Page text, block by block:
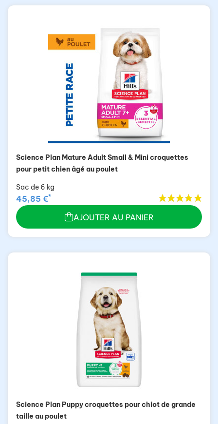
Science Plan Mature Adult Small & Mini croquettes
pour petit chien âgé au poulet
Sac de 6 kg
45,85 €*
AJOUTER AU PANIER
Science Plan Puppy croquettes pour chiot de grande
taille au poulet